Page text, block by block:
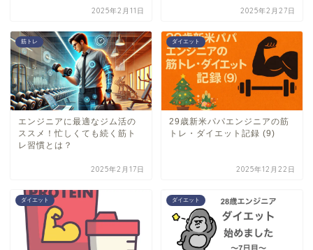
2025年2月11日 2025年2月27日
筋トレ
エンジニアに最適なジム活の
ススメ！忙しくても続く筋ト
レ習慣とは？
2025年2月17日
ダイエット
29歳新米パパエンジニアの筋
トレ・ダイエット記録 (9)
2025年12月22日
ダイエット ダイエット